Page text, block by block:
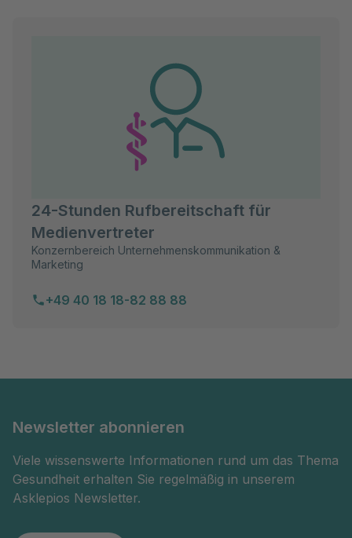
24-Stunden Rufbereitschaft für
Medienvertreter
Konzernbereich Unternehmenskommunikation &
Marketing
+49 40 18 18-82 88 88
Newsletter abonnieren
Viele wissenswerte Informationen rund um das Thema
Gesundheit erhalten Sie regelmäßig in unserem
Asklepios Newsletter.